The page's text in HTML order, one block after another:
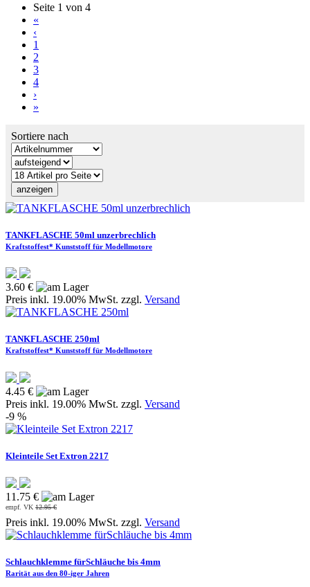
Seite 1 von 4
«
‹
1
2
3
4
›
»
Sortiere nach
TANKFLASCHE 50ml unzerbrechlich
Kraftstoffest* Kunststoff für Modellmotore
3.60 €
Preis inkl. 19.00% MwSt. zzgl. Versand
TANKFLASCHE 250ml
Kraftstoffest* Kunststoff für Modellmotore
4.45 €
Preis inkl. 19.00% MwSt. zzgl. Versand
-9 %
Kleinteile Set Extron 2217
11.75 €
empf. VK 12.95 €
Preis inkl. 19.00% MwSt. zzgl. Versand
Schlauchklemme fürSchläuche bis 4mm
Rarität aus den 80-iger Jahren